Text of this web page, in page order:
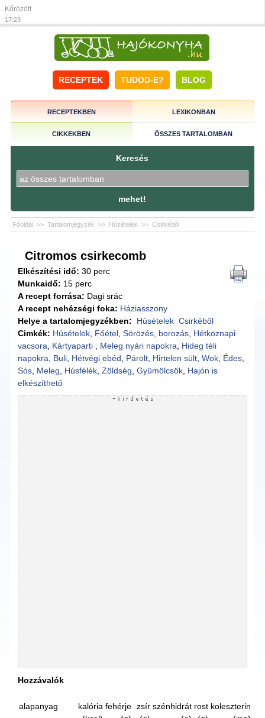
Kőrözött
17:23
RECEPTEK TUDOD-E? BLOG
RECEPTEKBEN LEXIKONBAN
CIKKEKBEN ÖSSZES TARTALOMBAN
Keresés
mehet!
Főoldal >> Tartalomjegyzék >> Húsételek >> Csirkéből
Citromos csirkecomb
Elkészítési idő: 30 perc
Munkaidő: 15 perc
A recept forrása: Dagi srác
A recept nehézségi foka: Háziasszony
Helye a tartalomjegyzékben:
Húsételek Csirkéből
Cimkék: Húsételek Főétel ,Sörözés, borozás Hétköznapi
vacsora
Kártyaparti Meleg nyári napokra
Hideg téli
napokra
Buli Hétvégi ebéd Párolt Hirtelen sült ,Wok Édes
Sós Meleg Húsfélék ,Zöldség ,Gyümölcsök Hajón is
elkészíthető
Hozzávalók
alapanyag
kalória fehérje zsír szénhidrát rost koleszterin